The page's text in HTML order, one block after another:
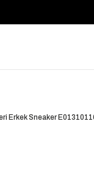
Erkek Sneaker